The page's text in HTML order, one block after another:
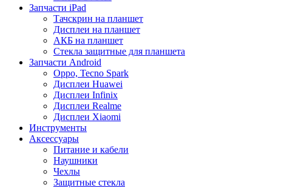
Запчасти iPad
Тачскрин на планшет
Дисплеи на планшет
АКБ на планшет
Стекла защитные для планшета
Запчасти Android
Oppo, Tecno Spark
Дисплеи Huawei
Дисплеи Infinix
Дисплеи Realme
Дисплеи Xiaomi
Инструменты
Аксессуары
Питание и кабели
Наушники
Чехлы
Защитные стекла